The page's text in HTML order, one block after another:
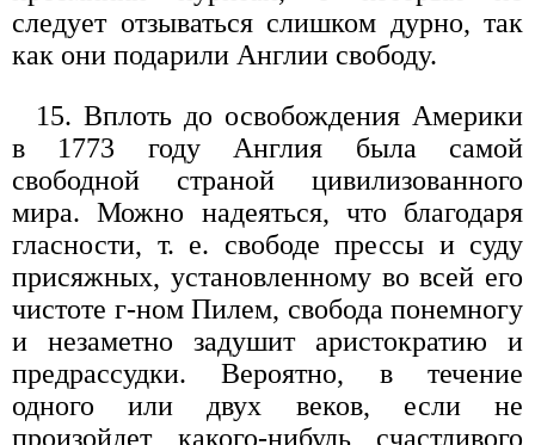
следует отзываться слишком дурно, так
как они подарили Англии свободу.
15. Вплоть до освобождения Америки
в 1773 году Англия была самой
свободной страной цивилизованного
мира. Можно надеяться, что благодаря
гласности, т. е. свободе прессы и суду
присяжных, установленному во всей его
чистоте г-ном Пилем, свобода понемногу
и незаметно задушит аристократию и
предрассудки. Вероятно, в течение
одного или двух веков, если не
произойдет какого-нибудь счастливого